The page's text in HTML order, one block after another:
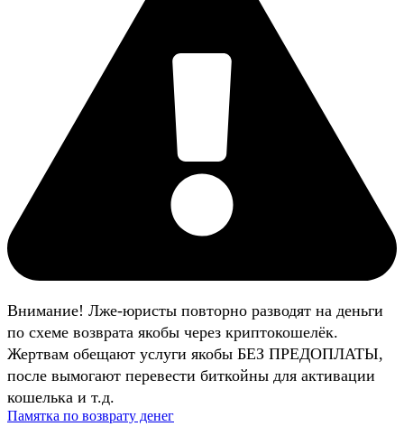
Внимание! Лже-юристы повторно разводят на деньги
по схеме возврата якобы через криптокошелёк.
Жертвам обещают услуги якобы БЕЗ ПРЕДОПЛАТЫ,
после вымогают перевести биткойны для активации
кошелька и т.д.
Памятка по возврату денег